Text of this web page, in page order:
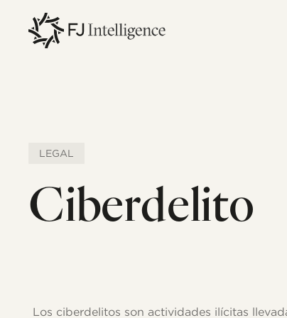
content
LEGAL
Ciberdelito
Los ciberdelitos son actividades ilícitas